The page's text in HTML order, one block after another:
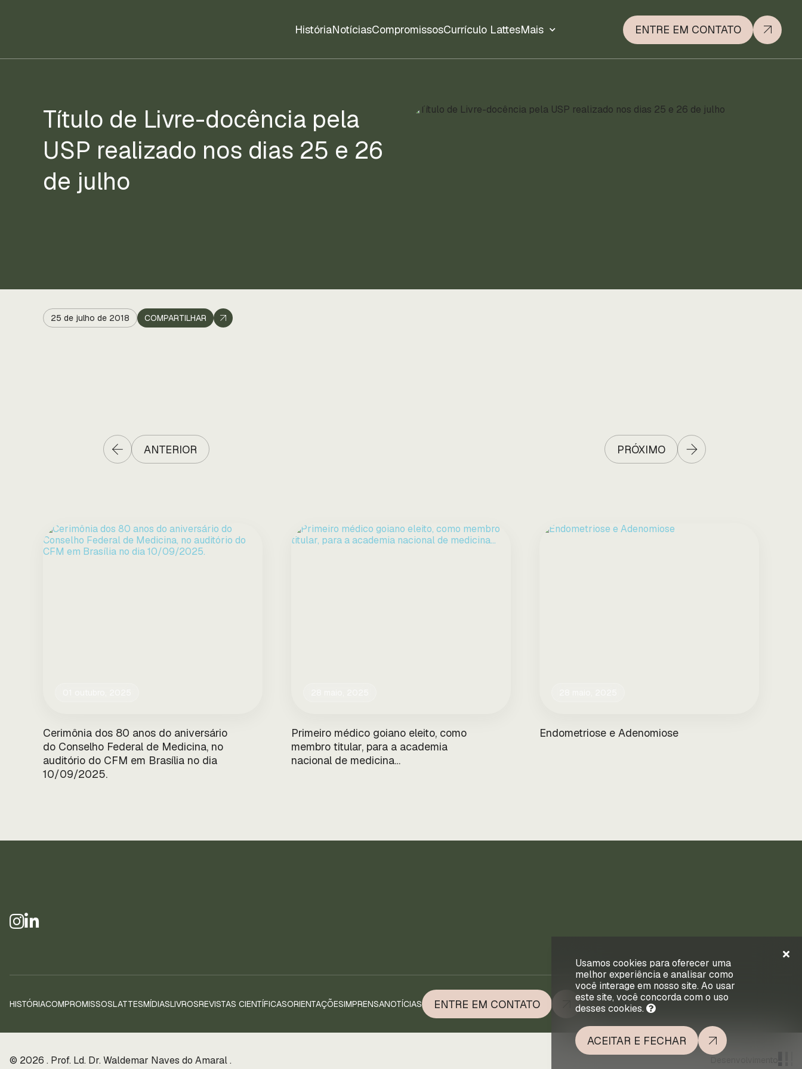
Usamos cookies para oferecer uma
melhor experiência e analisar como
você interage em nosso site. Ao usar
este site, você concorda com o uso
desses cookies.
ACEITAR E FECHAR
HistóriaNotíciasCompromissosCurrículo LattesMais ENTRE EM CONTATO
Título de Livre-docência pela
USP realizado nos dias 25 e 26
de julho
25 de julho de 2018 COMPARTILHAR
ANTERIOR PRÓXIMO
Cerimônia dos 80 anos do aniversário
do Conselho Federal de Medicina, no
auditório do CFM em Brasília no dia
10/09/2025.
Primeiro médico goiano eleito, como
membro titular, para a academia
nacional de medicina…
Endometriose e Adenomiose
HISTÓRIACOMPROMISSOSLATTESMÍDIASLIVROSREVISTAS CIENTÍFICASORIENTAÇÕESIMPRENSANOTÍCIAS ENTRE EM CONTATO
© 2026 . Prof. Ld. Dr. Waldemar Naves do Amaral .